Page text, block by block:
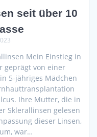
seit über 10
Mein Einstieg in
geprägt von einer
5-jähriges Mädchen
Ihre Mutter, die in
Sklerallinsen gelesen
dieser Linsen,
war…